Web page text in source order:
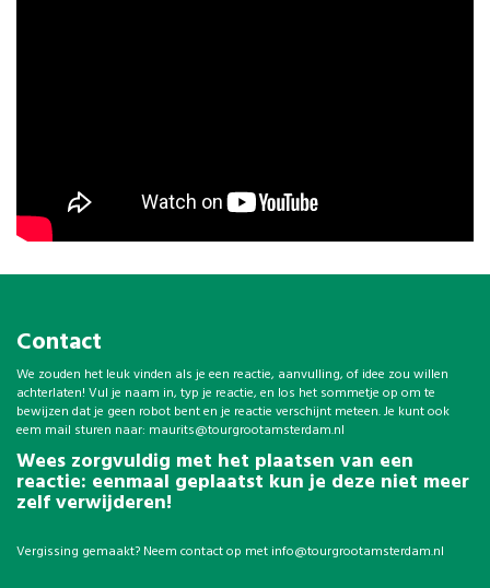
Contact
We zouden het leuk vinden als je een reactie, aanvulling, of idee zou willen
achterlaten! Vul je naam in, typ je reactie, en los het sommetje op om te
bewijzen dat je geen robot bent en je reactie verschijnt meteen. Je kunt ook
eem mail sturen naar: maurits@tourgrootamsterdam.nl
Wees zorgvuldig met het plaatsen van een
reactie: eenmaal geplaatst kun je deze niet meer
zelf verwijderen!
Vergissing gemaakt? Neem contact op met info@tourgrootamsterdam.nl